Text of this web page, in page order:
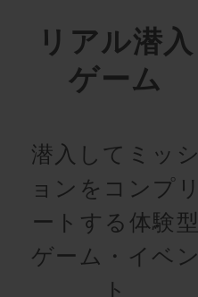
リアル潜入
ゲーム
潜入してミッシ
ョンをコンプリ
ートする体験型
ゲーム・イベン
ト